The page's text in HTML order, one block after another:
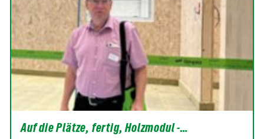
Auf die Plätze, fertig, Holzmodul -…